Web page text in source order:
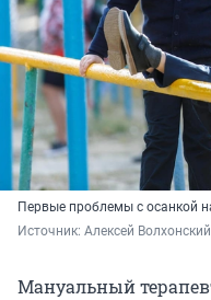
Первые проблемы с осанкой
Источник: Алексей
Мануальный